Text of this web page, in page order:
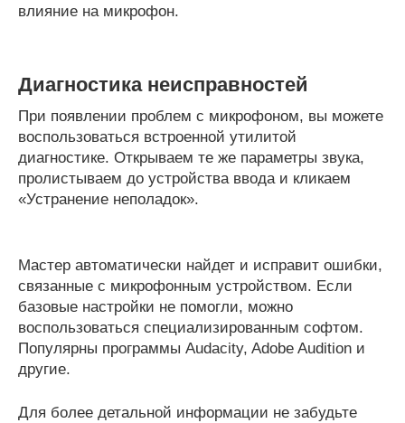
влияние на микрофон.
Диагностика неисправностей
При появлении проблем с микрофоном, вы можете
воспользоваться встроенной утилитой
диагностике. Открываем те же параметры звука,
пролистываем до устройства ввода и кликаем
«Устранение неполадок».
Мастер автоматически найдет и исправит ошибки,
связанные с микрофонным устройством. Если
базовые настройки не помогли, можно
воспользоваться специализированным софтом.
Популярны программы Audacity, Adobe Audition и
другие.
Для более детальной информации не забудьте